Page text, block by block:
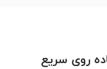
روی سریع